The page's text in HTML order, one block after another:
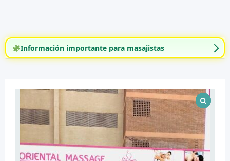
Información importante para masajistas